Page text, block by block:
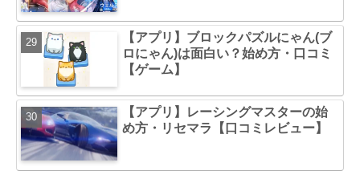
【アプリ】ブロックパズルにゃん(ブ
ロにゃん)は面白い？始め方・口コミ
【ゲーム】
【アプリ】レーシングマスターの始
め方・リセマラ【口コミレビュー】